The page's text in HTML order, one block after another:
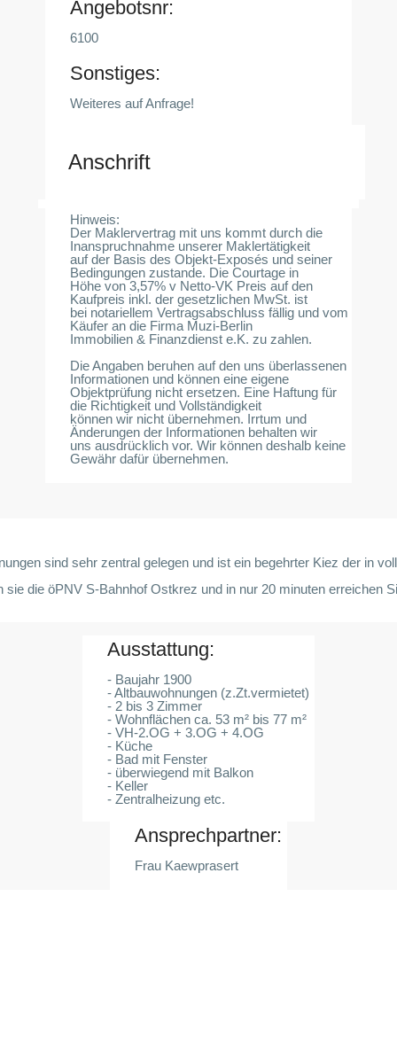
Angebotsnr:
6100
Sonstiges:
Weiteres auf Anfrage!
Anschrift
Hinweis:
Der Maklervertrag mit uns kommt durch die
Inanspruchnahme unserer Maklertätigkeit
auf der Basis des Objekt-Exposés und seiner
Bedingungen zustande. Die Courtage in
Höhe von 3,57% v Netto-VK Preis auf den
Kaufpreis inkl. der gesetzlichen MwSt. ist
bei notariellem Vertragsabschluss fällig und vom
Käufer an die Firma Muzi-Berlin
Immobilien & Finanzdienst e.K. zu zahlen.
Die Angaben beruhen auf den uns überlassenen
Informationen und können eine eigene
Objektprüfung nicht ersetzen. Eine Haftung für
die Richtigkeit und Vollständigkeit
können wir nicht übernehmen. Irrtum und
Änderungen der Informationen behalten wir
uns ausdrücklich vor. Wir können deshalb keine
Gewähr dafür übernehmen.
sind sehr zentral gelegen und ist ein begehrter Kiez der in
sie die öPNV S-Bahnhof Ostkrez und in nur 20 minuten erreichen
Ausstattung:
- Baujahr 1900
- Altbauwohnungen (z.Zt.vermietet)
- 2 bis 3 Zimmer
- Wohnflächen ca. 53 m² bis 77 m²
- VH-2.OG + 3.OG + 4.OG
- Küche
- Bad mit Fenster
- überwiegend mit Balkon
- Keller
- Zentralheizung etc.
Ansprechpartner:
Frau Kaewprasert